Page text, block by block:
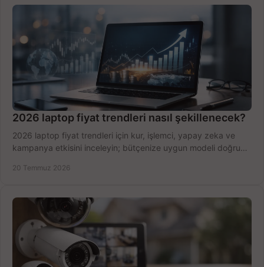
2026 laptop fiyat trendleri nasıl şekillenecek?
2026 laptop fiyat trendleri için kur, işlemci, yapay zeka ve
kampanya etkisini inceleyin; bütçenize uygun modeli doğru
20 Temmuz 2026